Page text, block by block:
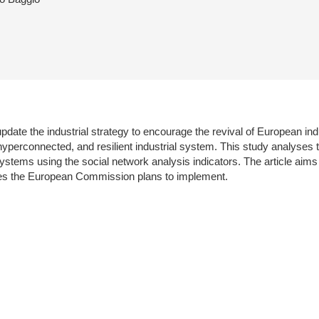
the industrial strategy to encourage the revival of European
and resilient industrial system. This study
using the social network analysis indicators. The article
the European Commission plans to implement.